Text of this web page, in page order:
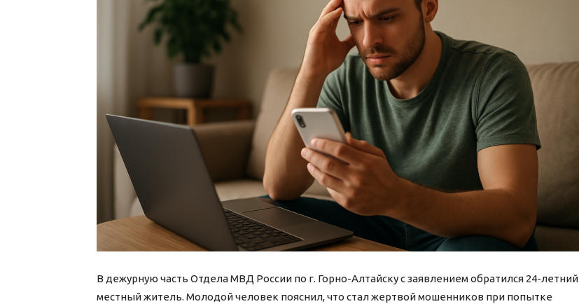
В дежурную часть Отдела МВД России по г. Горно-Алтайску с заявлением обратился 24-летний
местный житель. Молодой человек пояснил, что стал жертвой мошенников при попытке